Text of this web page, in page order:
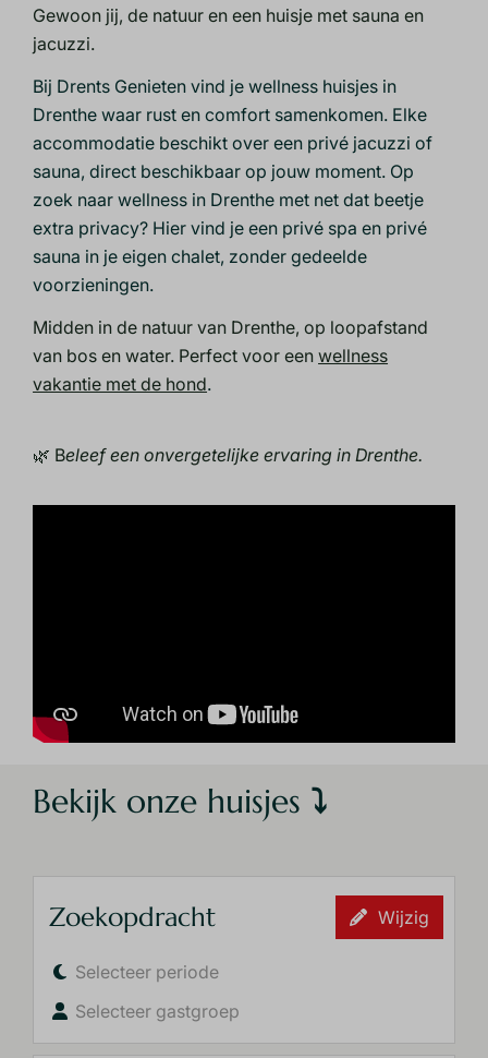
Gewoon jij, de natuur en een huisje met sauna en
jacuzzi.
Bij Drents Genieten vind je wellness huisjes in
Drenthe waar rust en comfort samenkomen. Elke
accommodatie beschikt over een privé jacuzzi of
sauna, direct beschikbaar op jouw moment. Op
zoek naar wellness in Drenthe met net dat beetje
extra privacy? Hier vind je een privé spa en privé
sauna in je eigen chalet, zonder gedeelde
voorzieningen.
Midden in de natuur van Drenthe, op loopafstand
van bos en water. Perfect voor eenwellness
vakantie met de hond.
🌿 Beleef een onvergetelijke ervaring in Drenthe.
Bekijk onze huisjes ⤵
Zoekopdracht Wijzig
Selecteer periode
Selecteer gastgroep